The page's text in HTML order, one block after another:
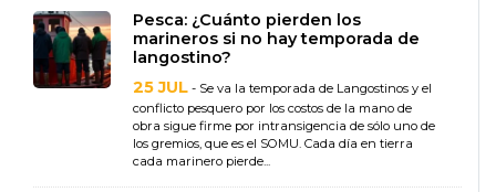
Pesca: ¿Cuánto pierden los
marineros si no hay temporada de
langostino?
25 JUL - Se va la temporada de Langostinos y el
conflicto pesquero por los costos de la mano de
obra sigue firme por intransigencia de sólo uno de
los gremios, que es el SOMU. Cada día en tierra
cada marinero pierde...